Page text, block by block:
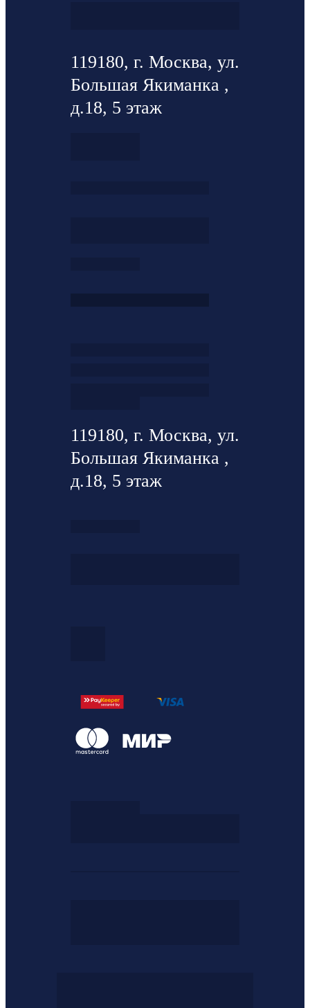
119180, г. Москва, ул.
Большая Якиманка ,
д.18, 5 этаж
119180, г. Москва, ул.
Большая Якиманка ,
д.18, 5 этаж